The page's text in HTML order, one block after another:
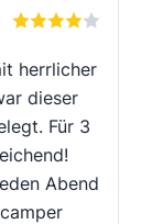
herrlicher
dieser
Für 3
Abend